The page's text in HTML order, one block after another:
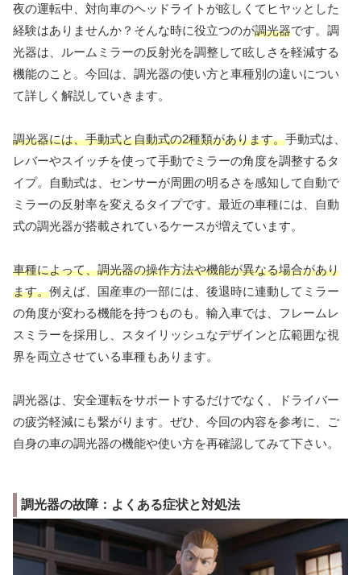
夜の運転中、対向車のヘッドライトが眩しくてヒヤッとした
経験はありませんか？そんな時に役立つのが調光器です。調
光器は、ルームミラーの反射光を調整して眩しさを軽減する
機能のこと。今回は、調光器の使い方と車種別の違いについ
て詳しく解説していきます。
調光器には、手動式と自動式の2種類があります。手動式は、
レバーやスイッチを使って手動でミラーの角度を調整するタ
イプ。自動式は、センサーが周囲の明るさを感知して自動で
ミラーの反射率を変えるタイプです。最近の車種には、自動
式の調光器が搭載されているケースが増えています。
車種によって、調光器の操作方法や機能が異なる場合があり
ます。例えば、国産車の一部には、後退時に連動してミラー
の角度が変わる機能を持つものも。輸入車では、フレームレ
スミラーを採用し、スタイリッシュなデザインと広範囲な視
界を両立させている車種もあります。
調光器は、安全運転をサポートするだけでなく、ドライバー
の疲労軽減にも繋がります。ぜひ、今回の内容を参考に、ご
自身の車の調光器の機能や使い方を再確認してみて下さい。
調光器の故障：よくある症状と対処法